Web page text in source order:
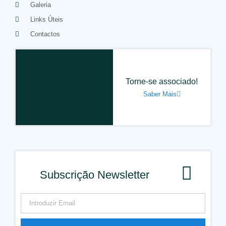
Galeria
Links Úteis
Contactos
Torne-se associado!
Saber Mais
Subscrição Newsletter